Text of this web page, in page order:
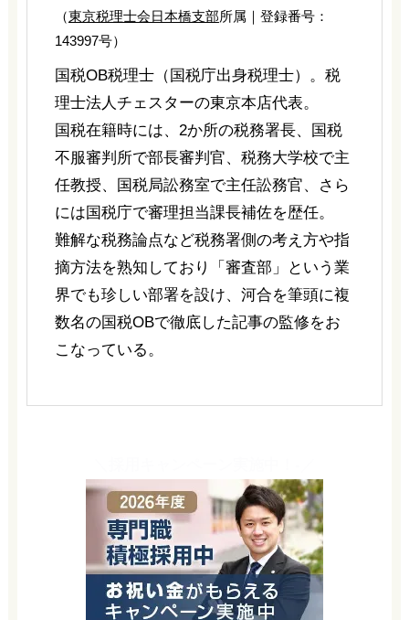
（東京税理士会日本橋支部所属｜登録番号：
143997号）
国税OB税理士（国税庁出身税理士）。税
理士法人チェスターの東京本店代表。
国税在籍時には、2か所の税務署長、国税
不服審判所で部長審判官、税務大学校で主
任教授、国税局訟務室で主任訟務官、さら
には国税庁で審理担当課長補佐を歴任。
難解な税務論点など税務署側の考え方や指
摘方法を熟知しており「審査部」という業
界でも珍しい部署を設け、河合を筆頭に複
数名の国税OBで徹底した記事の監修をお
こなっている。